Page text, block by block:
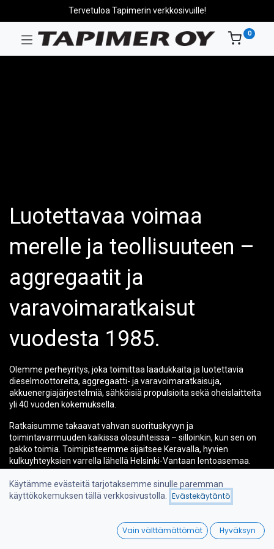
Wishlist
Tervetuloa Tapimerin verkkosivuille!
0
Luotettavaa voimaa
merelle ja teollisuuteen –
aggregaatit ja
varavoimaratkaisut
vuodesta 1985.
Olemme perheyritys, joka toimittaa laadukkaita ja luotettavia
dieselmoottoreita, aggregaatti- ja varavoimaratkaisuja,
akkuenergiajärjestelmiä, sähköisiä propulsioita sekä oheislaitteita
yli 40 vuoden kokemuksella.
Ratkaisumme takaavat vahvan suorituskyvyn ja
toimintavarmuuden kaikissa olosuhteissa – silloinkin, kun sen on
pakko toimia. Toimipisteemme sijaitsee Keravalla, hyvien
kulkuyhteyksien varrella lähellä Helsinki-Vantaan lentoasemaa.
Ota yhteyttä – löydämme juuri sinulle sopivan ratkaisun.
Käytämme evästeitä tarjotaksemme sinulle paremman
käyttökokemuksen tällä verkkosivustolla.
Evästekäytäntö
Vain välttämättömät Hyväksyn